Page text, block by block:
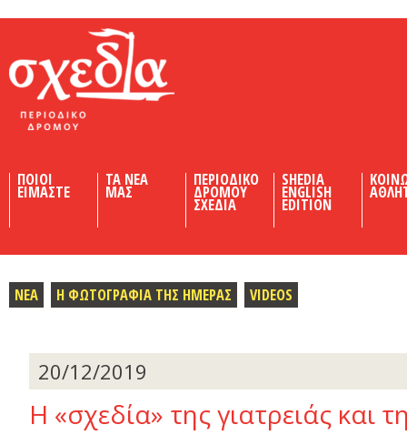
ΠΟΙΟΙ
ΕΙΜΑΣΤΕ
ΤΑ ΝΕΑ
ΜΑΣ
ΠΕΡΙΟΔΙΚΟ
ΔΡΟΜΟΥ
ΣΧΕΔΙΑ
SHEDIA
ENGLISH
EDITION
ΝΕΑ Η ΦΩΤΟΓΡΑΦΙΑ ΤΗΣ ΗΜΕΡΑΣ VIDEOS
20/12/2019
Η «σχεδία» της γιατρειάς και